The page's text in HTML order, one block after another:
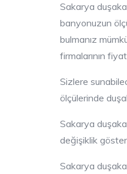
Sakarya
banyonuzun
bulmanız
firmalarının
Sizlere
ölçülerinde
Sakarya
değişiklik
Sakarya